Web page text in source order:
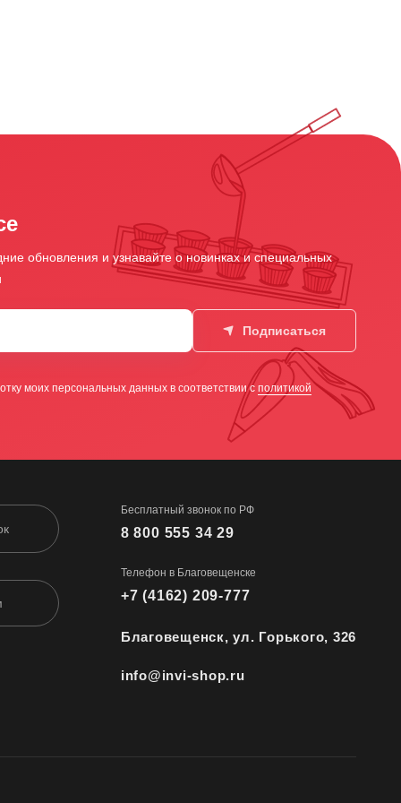
обновления и узнавайте о новинках и специальных
Подписаться
моих персональных данных в соответствии с политикой
Бесплатный звонок по РФ
8 800 555 34 29
Телефон в Благовещенске
+7 (4162) 209-777
Благовещенск, ул. Горького, 326
info@invi-shop.ru